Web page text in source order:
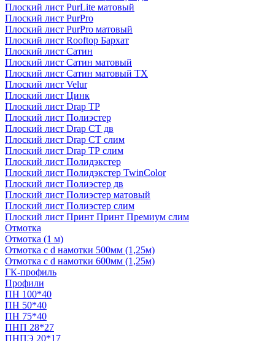
Плоский лист PurLite матовый
Плоский лист PurPro
Плоский лист PurPro матовый
Плоский лист Rooftop Бархат
Плоский лист Сатин
Плоский лист Сатин матовый
Плоский лист Сатин матовый TX
Плоский лист Velur
Плоский лист Цинк
Плоский лист Drap ТР
Плоский лист Полиэстер
Плоский лист Drap СТ дв
Плоский лист Drap СТ слим
Плоский лист Drap ТР слим
Плоский лист Полидэкстер
Плоский лист Полидэкстер TwinColor
Плоский лист Полиэстер дв
Плоский лист Полиэстер матовый
Плоский лист Полиэстер слим
Плоский лист Принт Принт Премиум слим
Отмотка
Отмотка (1 м)
Отмотка с d намотки 500мм (1,25м)
Отмотка с d намотки 600мм (1,25м)
ГК-профиль
Профили
ПН 100*40
ПН 50*40
ПН 75*40
ПНП 28*27
ПНПЭ 20*17